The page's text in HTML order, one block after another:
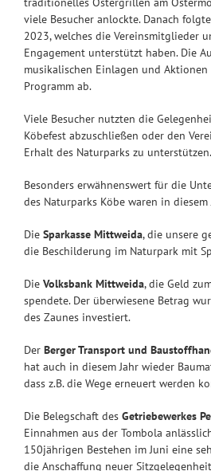
viele Besucher anlockte. Danach
2023, welches die Vereinsmitglieder
Engagement unterstützt haben. Die
musikalischen Einlagen und
Programm ab.
Viele Besucher nutzten die
Köbefest abzuschließen oder den
Erhalt des Naturparks zu unterstützen.
Besonders erwähnenswert für die
des Naturparks Köbe waren in diesem
Die Sparkasse Mittweida, die unsere
die Beschilderung im Naturpark mit
Die Volksbank Mittweida, die Geld
spendete. Der überwiesene Betrag
des Zaunes investiert.
Der Berger Transport und
hat auch in diesem Jahr wieder
dass z.B. die Wege erneuert werden
Die Belegschaft des Getriebewerkes
Einnahmen aus der Tombola
150jährigen Bestehen im Juni eine
die Anschaffung neuer